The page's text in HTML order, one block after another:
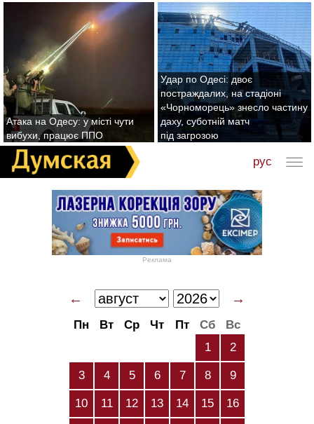
Атака на Одесу: у місті чути
вибухи, працює ППО
Удар по Одесі: двоє
постраждалих, на стадіоні
«Чорноморець» знесло частину
даху, суботній матч
під загрозою
рус
Реклама
← →
Пн Вт Ср Чт Пт Сб
Вс
1
2
3 4 5 6 7 8 9
10 11 12 13 14 15 16